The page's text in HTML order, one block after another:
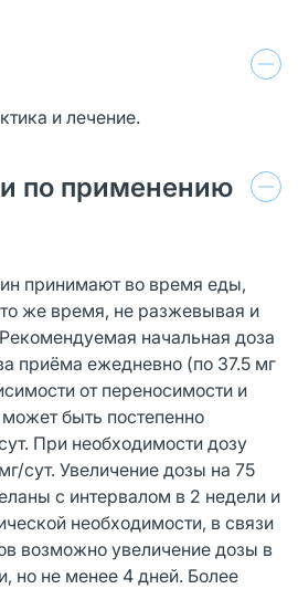
и лечение.
по применению
принимают во время еды,
же время, не разжевывая и
начальная доза
приёма ежедневно (по 37.5 мг
от переносимости и
быть постепенно
При необходимости дозу
сут. Увеличение дозы на 75
с интервалом в 2 недели и
необходимости, в связи
возможно увеличение дозы в
но не менее 4 дней. Более